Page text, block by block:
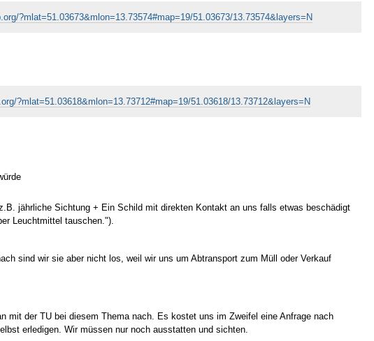
?mlat=51.03673&mlon=13.73574#map=19/51.03673/13.73574&layers=N
?mlat=51.03618&mlon=13.73712#map=19/51.03618/13.73712&layers=N
jährliche Sichtung + Ein Schild mit direkten Kontakt an uns falls etwas beschädigt
Leuchtmittel tauschen.").
sind wir sie aber nicht los, weil wir uns um Abtransport zum Müll oder Verkauf
mit der TU bei diesem Thema nach. Es kostet uns im Zweifel eine Anfrage nach
erledigen. Wir müssen nur noch ausstatten und sichten.